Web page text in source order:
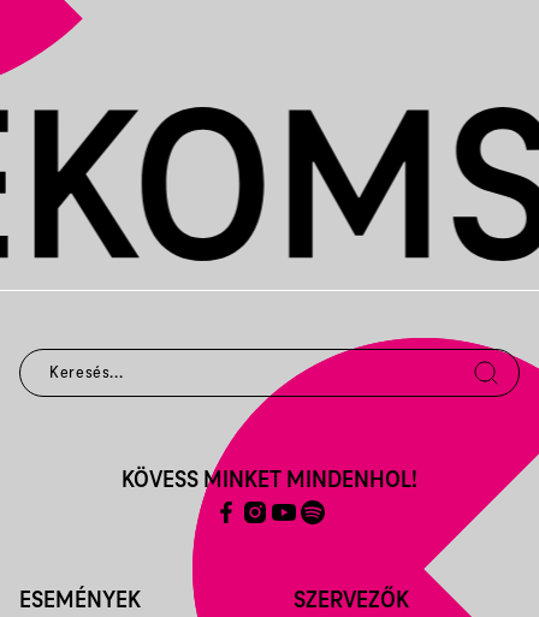
ESEMÉNYEK SZERVEZŐK
KÖVESS MINKET MINDENHOL!